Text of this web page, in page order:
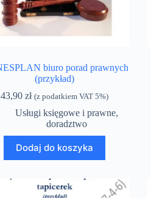
biuro porad prawnych
(przykład)
43,90 zł (z podatkiem VAT 5%)
Usługi księgowe i prawne,
doradztwo
Dodaj do koszyka